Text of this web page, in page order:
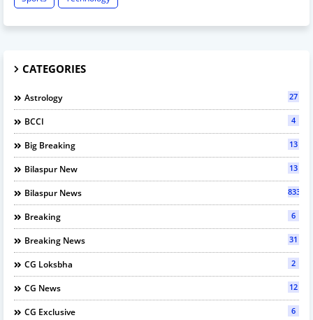
CATEGORIES
Astrology 27
BCCI 4
Big Breaking 13
Bilaspur New 13
Bilaspur News 833
Breaking 6
Breaking News 31
CG Loksbha 2
CG News 12
CG Exclusive 6